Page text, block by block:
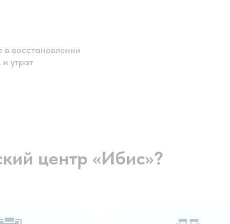
восстановлении
утрат
центр «Ибис»?